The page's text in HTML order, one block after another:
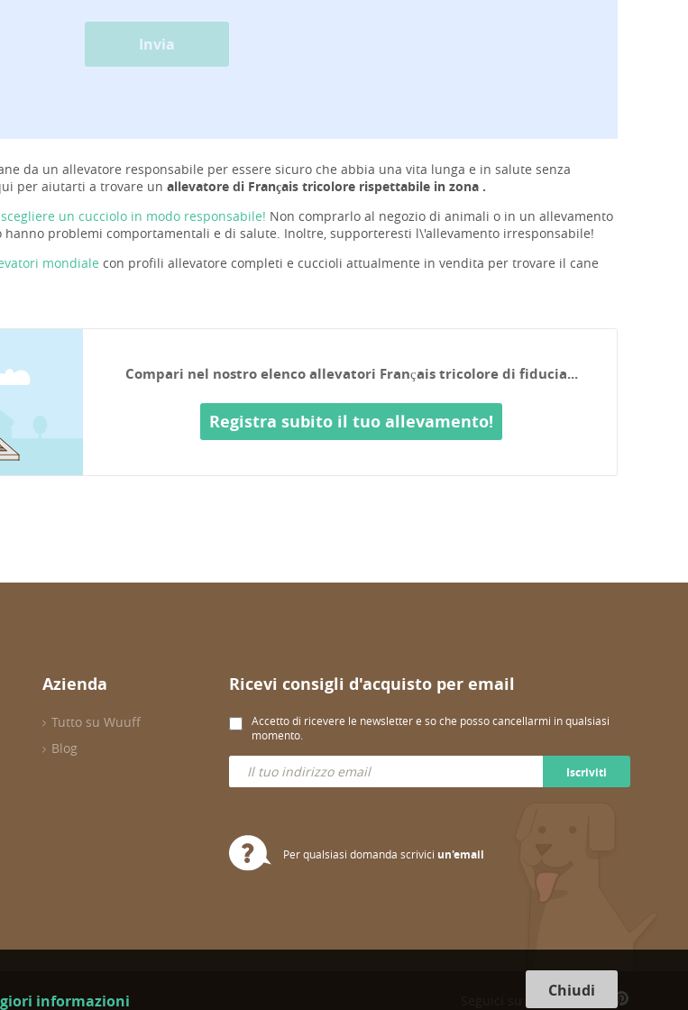
Invia
da un allevatore responsabile per essere sicuro che abbia una vita lunga e in salute senza
per aiutarti a trovare un allevatore di Français tricolore rispettabile in zona .
scegliere un cucciolo in modo responsabile! Non comprarlo al negozio di animali o in un allevamento
hanno problemi comportamentali e di salute. Inoltre, supporteresti l\'allevamento irresponsabile!
mondiale con profili allevatore completi e cuccioli attualmente in vendita per trovare il cane
Compari nel nostro elenco allevatori Français tricolore di fiducia...
Registra subito il tuo allevamento!
Azienda
Tutto su Wuuff
Blog
Ricevi consigli d'acquisto per email
Accetto di ricevere le newsletter e so che posso cancellarmi in qualsiasi
momento.
Iscriviti
Per qualsiasi domanda scrivici un'email
informazioni
Chiudi